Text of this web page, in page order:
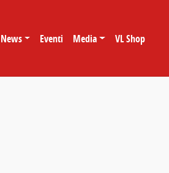
News Eventi Media VL Shop